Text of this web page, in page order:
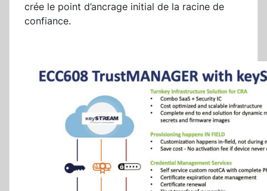
crée le point d’ancrage initial de la racine de
confiance.